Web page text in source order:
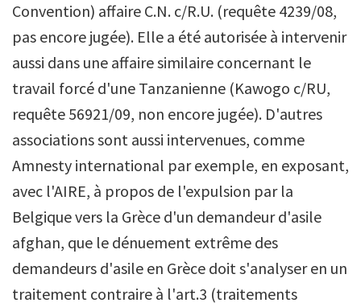
Convention) affaire C.N. c/R.U. (requête 4239/08,
pas encore jugée). Elle a été autorisée à intervenir
aussi dans une affaire similaire concernant le
travail forcé d'une Tanzanienne (Kawogo c/RU,
requête 56921/09, non encore jugée). D'autres
associations sont aussi intervenues, comme
Amnesty international par exemple, en exposant,
avec l'AIRE, à propos de l'expulsion par la
Belgique vers la Grèce d'un demandeur d'asile
afghan, que le dénuement extrême des
demandeurs d'asile en Grèce doit s'analyser en un
traitement contraire à l'art.3 (traitements